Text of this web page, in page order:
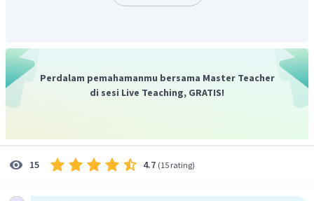
Perdalam pemahamanmu bersama Master Teacher
di sesi Live Teaching, GRATIS!
15 4.7 (15 rating)